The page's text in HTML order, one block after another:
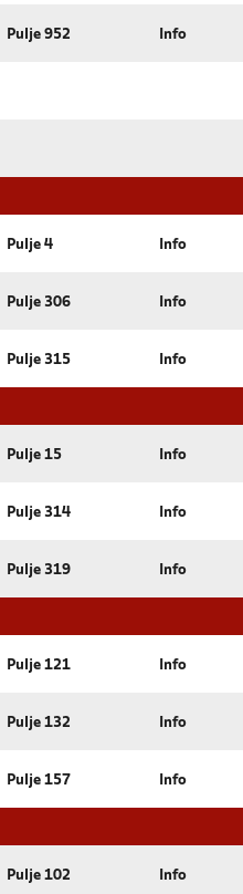
Pulje 952 Info
Pulje 4 Info
Pulje 306 Info
Pulje 315 Info
Pulje 15 Info
Pulje 314 Info
Pulje 319 Info
Pulje 121 Info
Pulje 132 Info
Pulje 157 Info
Pulje 102 Info